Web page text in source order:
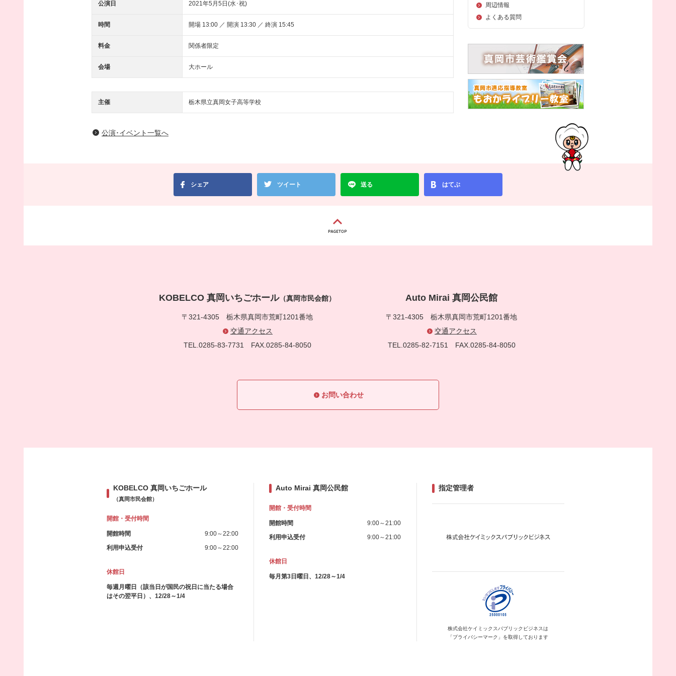
公演日 2021年5月5日(水･祝)
時間 開場 13:00 ／ 開演 13:30 ／ 終演 15:45
料金 関係者限定
会場 大ホール
主催 栃木県立真岡女子高等学校
公演･イベント一覧へ
周辺情報
よくある質問
シェア ツイート 送る はてぶ
KOBELCO 真岡いちごホール（真岡市民会館）
〒321-4305 栃木県真岡市荒町1201番地
交通アクセス
TEL.0285-83-7731 FAX.0285-84-8050
Auto Mirai 真岡公民館
〒321-4305 栃木県真岡市荒町1201番地
交通アクセス
TEL.0285-82-7151 FAX.0285-84-8050
お問い合わせ
KOBELCO 真岡いちごホール
（真岡市民会館）
開館・受付時間
開館時間
9:00～22:00
利用申込受付
9:00～22:00
休館日
毎週月曜日（該当日が国民の祝日に当たる場合
はその翌平日）、12/28～1/4
Auto Mirai 真岡公民館
開館・受付時間
開館時間
9:00～21:00
利用申込受付
9:00～21:00
休館日
毎月第3日曜日、12/28～1/4
指定管理者
株式会社ケイミックス パブリックビジネスは
「プライバシーマーク」を取得しております